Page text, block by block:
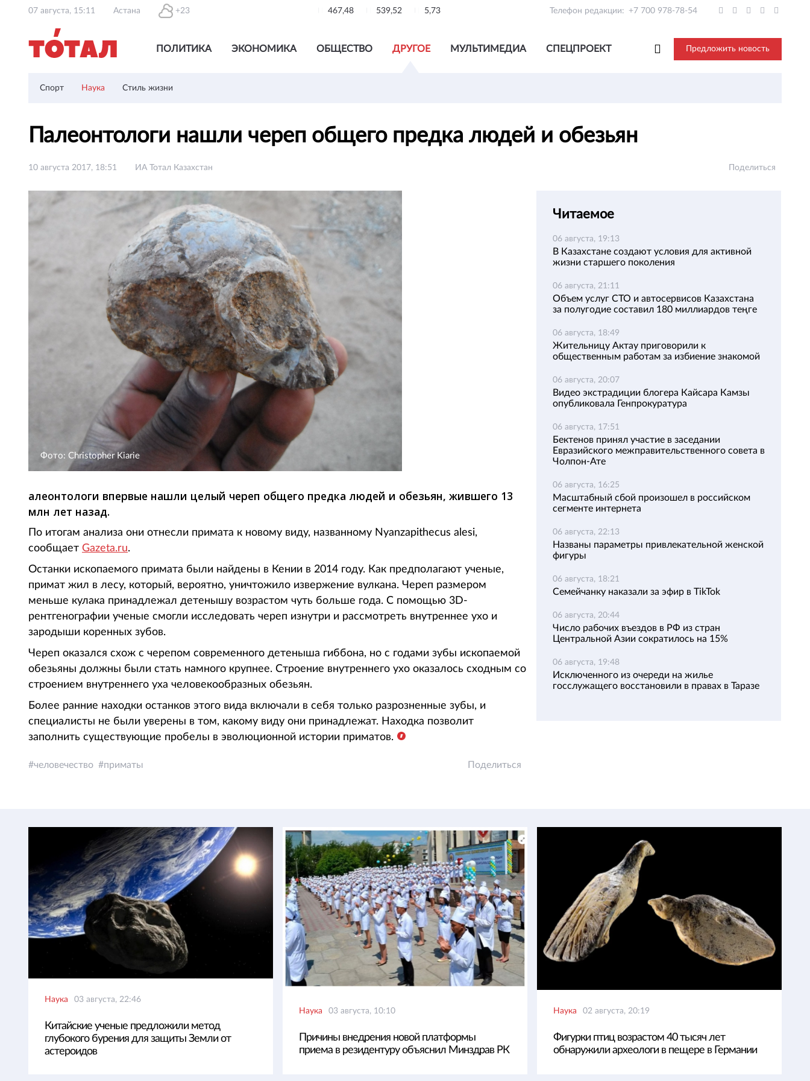
07 августа, 15:11 Астана +23 467,48 539,52 5,73 Телефон редакции: +7 700 978-78-54
ПОЛИТИКА ЭКОНОМИКА ОБЩЕСТВО ДРУГОЕ МУЛЬТИМЕДИА СПЕЦПРОЕКТ Предложить новость
Спорт Наука Стиль жизни
Палеонтологи нашли череп общего предка людей и обезьян
10 августа 2017, 18:51 ИА Тотал Казахстан Поделиться
Фото: Christopher Kiarie
алеонтологи впервые нашли целый череп общего предка людей и обезьян, жившего 13
млн лет назад.
По итогам анализа они отнесли примата к новому виду, названному Nyanzapithecus alesi,
сообщает Gazeta.ru.
Останки ископаемого примата были найдены в Кении в 2014 году. Как предполагают ученые,
примат жил в лесу, который, вероятно, уничтожило извержение вулкана. Череп размером
меньше кулака принадлежал детенышу возрастом чуть больше года. С помощью 3D-
рентгенографии ученые смогли исследовать череп изнутри и рассмотреть внутреннее ухо и
зародыши коренных зубов.
Череп оказался схож с черепом современного детеныша гиббона, но с годами зубы ископаемой
обезьяны должны были стать намного крупнее. Строение внутреннего ухо оказалось сходным со
строением внутреннего уха человекообразных обезьян.
Более ранние находки останков этого вида включали в себя только разрозненные зубы, и
специалисты не были уверены в том, какому виду они принадлежат. Находка позволит
заполнить существующие пробелы в эволюционной истории приматов.
человечество приматы Поделиться
Читаемое
06 августа, 19:13
В Казахстане создают условия для активной
жизни старшего поколения
06 августа, 21:11
Объем услуг СТО и автосервисов Казахстана
за полугодие составил 180 миллиардов теңге
06 августа, 18:49
Жительницу Актау приговорили к
общественным работам за избиение знакомой
06 августа, 20:07
Видео экстрадиции блогера Кайсара Камзы
опубликовала Генпрокуратура
06 августа, 17:51
Бектенов принял участие в заседании
Евразийского межправительственного совета в
Чолпон-Ате
06 августа, 16:25
Масштабный сбой произошел в российском
сегменте интернета
06 августа, 22:13
Названы параметры привлекательной женской
фигуры
06 августа, 18:21
Семейчанку наказали за эфир в TikTok
06 августа, 20:44
Число рабочих въездов в РФ из стран
Центральной Азии сократилось на 15%
06 августа, 19:48
Исключенного из очереди на жилье
госслужащего восстановили в правах в Таразе
Наука 03 августа, 22:46
Китайские ученые предложили метод
глубокого бурения для защиты Земли от
астероидов
Наука 03 августа, 10:10
Причины внедрения новой платформы
приема в резидентуру объяснил Минздрав РК
Наука 02 августа, 20:19
Фигурки птиц возрастом 40 тысяч лет
обнаружили археологи в пещере в Германии